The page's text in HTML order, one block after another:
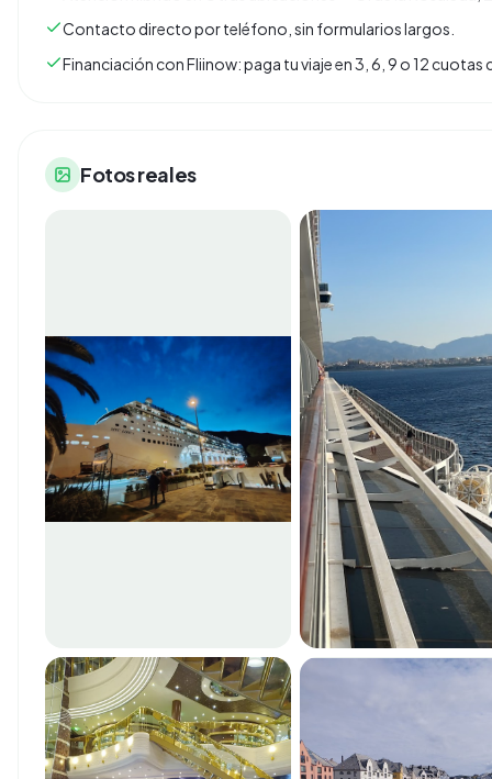
Contacto directo por teléfono, sin formularios largos.
Financiación con Fliinow: paga tu viaje en 3, 6, 9 o 12
Fotos reales